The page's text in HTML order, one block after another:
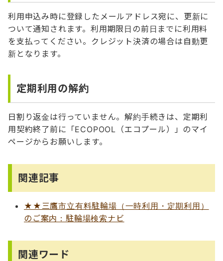
利用申込み時に登録したメールアドレス宛に、更新に
ついて通知されます。利用期限日の前日までに利用料
を支払ってください。クレジット決済の場合は自動更
新となります。
定期利用の解約
日割り返金は行っていません。解約手続きは、定期利
用契約終了前に「ECOPOOL（エコプール）」のマイ
ページからお願いします。
関連記事
★★三鷹市立有料駐輪場（一時利用・定期利用）
のご案内：駐輪場検索ナビ
関連ワード